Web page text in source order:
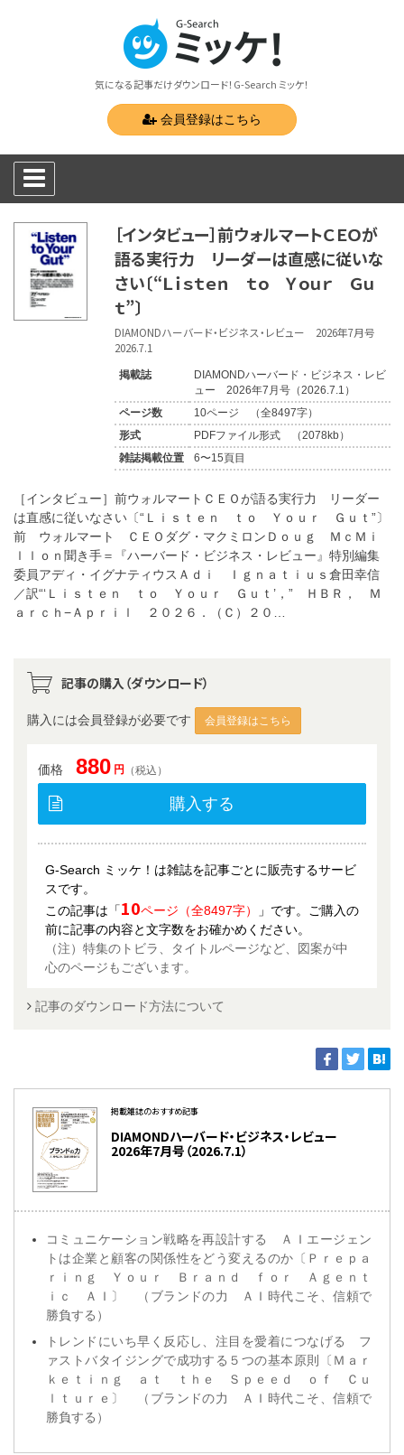
気になる記事だけダウンロード！G-Search ミッケ！
会員登録はこちら
［インタビュー］前ウォルマートＣＥＯが
語る実行力 リーダーは直感に従いな
さい〔“Ｌｉｓｔｅｎ ｔｏ Ｙｏｕｒ Ｇｕ
ｔ”〕
DIAMONDハーバード・ビジネス・レビュー 2026年7月号
2026.7.1
掲載誌
DIAMONDハーバード・ビジネス・レビ
ュー 2026年7月号（2026.7.1）
ページ数
10ページ （全8497字）
形式
PDFファイル形式 （2078kb）
雑誌掲載位置
6〜15頁目
［インタビュー］前ウォルマートＣＥＯが語る実行力 リーダー
は直感に従いなさい〔“Ｌｉｓｔｅｎ ｔｏ Ｙｏｕｒ Ｇｕｔ”〕
前 ウォルマート ＣＥＯダグ・マクミロンＤｏｕｇ ＭｃＭｉ
ｌｌｏｎ聞き手＝『ハーバード・ビジネス・レビュー』特別編集
委員アディ・イグナティウスＡｄｉ Ｉｇｎａｔｉｕｓ倉田幸信
／訳“‘Ｌｉｓｔｅｎ ｔｏ Ｙｏｕｒ Ｇｕｔ’，” ＨＢＲ， Ｍ
ａｒｃｈ−Ａｐｒｉｌ ２０２６．（Ｃ）２０…
記事の購入（ダウンロード）
購入には会員登録が必要です 会員登録はこちら
価格 880 円 （税込）
購入する
G-Search ミッケ！は雑誌を記事ごとに販売するサービ
スです。
この記事は「10ページ（全8497字）
」です。ご購入の
前に記事の内容と文字数をお確かめください。
（注）特集のトビラ、タイトルページなど、図案が中
心のページもございます。
記事のダウンロード方法について
掲載雑誌のおすすめ記事
DIAMONDハーバード・ビジネス・レビュー
2026年7月号（2026.7.1）
コミュニケーション戦略を再設計する ＡＩエージェン
トは企業と顧客の関係性をどう変えるのか〔Ｐｒｅｐａ
ｒｉｎｇ Ｙｏｕｒ Ｂｒａｎｄ ｆｏｒ Ａｇｅｎｔ
ｉｃ ＡＩ〕 （ブランドの力 ＡＩ時代こそ、信頼で
勝負する）
トレンドにいち早く反応し、注目を愛着につなげる フ
ァストバタイジングで成功する５つの基本原則〔Ｍａｒ
ｋｅｔｉｎｇ ａｔ ｔｈｅ Ｓｐｅｅｄ ｏｆ Ｃｕ
ｌｔｕｒｅ〕 （ブランドの力 ＡＩ時代こそ、信頼で
勝負する）